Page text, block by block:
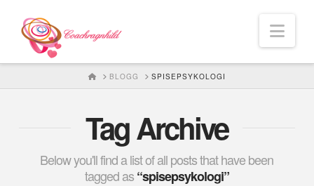
HOMEBLOGG SPISEPSYKOLOGI
Tag Archive
Below you'll find a list of all posts that have been
tagged as“spisepsykologi”